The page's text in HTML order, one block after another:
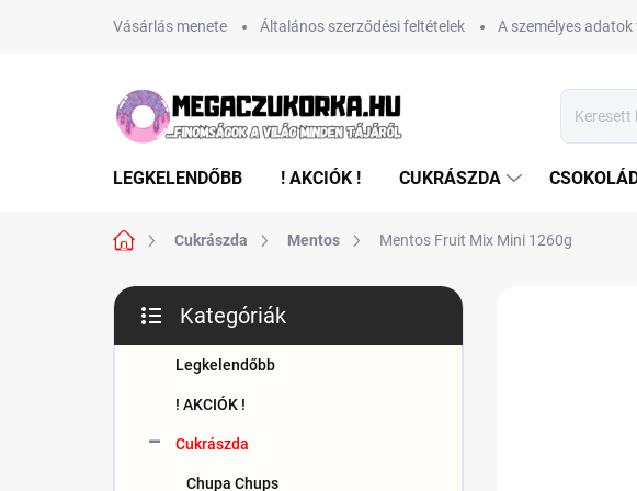
Vásárlás menete Általános szerződési feltételek A személyes
LEGKELENDŐBB ! AKCIÓK ! CUKRÁSZDA
KezdőlapCukrászda Mentos Mentos Fruit Mix Mini 1260g
O
d
átugrása
Kategóriák
Legkelendőbb
! AKCIÓK !
Cukrászda
Chupa Chups